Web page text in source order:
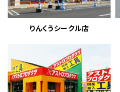
りんくうシークル店